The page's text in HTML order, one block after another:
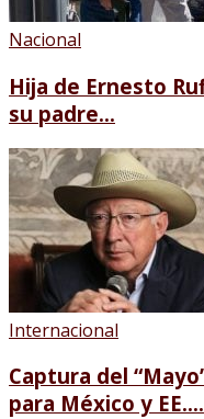
Nacional
Hija de Ernesto
su padre...
Internacional
Captura del
para México y EE....